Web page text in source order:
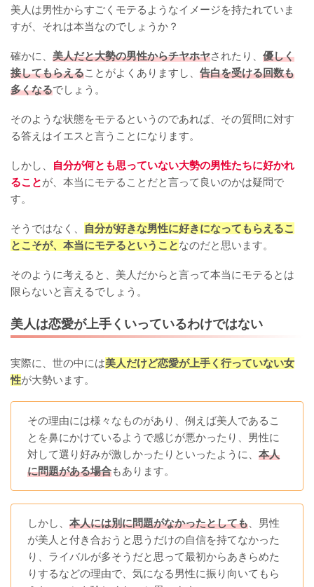
美人は男性からすごくモテるようなイメージを持たれていま
すが、それは本当なのでしょうか？
確かに、 美人だと大勢の男性からチヤホヤされたり、 優しく
接してもらえることがよくありますし、 告白を受ける回数も
多くなるでしょう。
そのような状態をモテるというのであれば、その質問に対す
る答えはイエスと言うことになります。
しかし、
自分が何とも思っていない大勢の男性たちに好かれ
ることが、本当にモテることだと言って良いのかは疑問で
す。
そうではなく、
自分が好きな男性に好きになってもらえるこ
とこそが、本当にモテるということなのだと思います。
そのように考えると、美人だからと言って本当にモテるとは
限らないと言えるでしょう。
美人は恋愛が上手くいっているわけではない
実際に、世の中には美人だけど恋愛が上手く行っていない女
性が大勢います。
その理由には様々なものがあり、例えば美人であるこ
とを鼻にかけているようで感じが悪かったり、男性に
対して選り好みが激しかったりといったように、 本人
に問題がある場合もあります。
しかし、 本人には別に問題がなかったとしても、男性
が美人と付き合おうと思うだけの自信を持てなかった
り、ライバルが多そうだと思って最初からあきらめた
りするなどの理由で、気になる男性に振り向いてもら